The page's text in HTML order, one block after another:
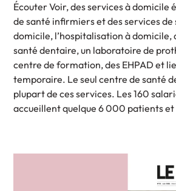
Écouter Voir, des services à domicile
de santé infirmiers et des services
domicile, l’hospitalisation à domicile,
santé dentaire, un laboratoire de
centre de formation, des EHPAD et
temporaire. Le seul centre de santé
plupart de ces services. Les 160
accueillent quelque 6 000 patients